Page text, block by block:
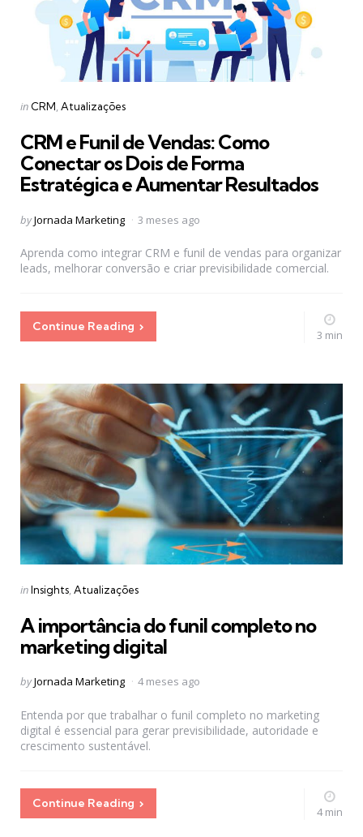
Categories
Posted
in CRM Atualizações
CRM e Funil de Vendas: Como
Conectar os Dois de Forma
Estratégica e Aumentar Resultados
Posted
byJornada Marketing 3 meses ago
Aprenda como integrar CRM e funil de vendas para organizar
leads, melhorar conversão e criar previsibilidade comercial.
Continue Reading
3 min
Categories
Posted
inInsights Atualizações
A importância do funil completo no
marketing digital
Posted
byJornada Marketing 4 meses ago
Entenda por que trabalhar o funil completo no marketing
digital é essencial para gerar previsibilidade, autoridade e
crescimento sustentável.
Continue Reading
4 min